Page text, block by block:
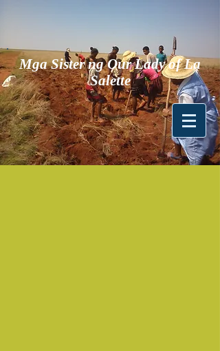
Mga Sister ng Our Lady of La
Salette